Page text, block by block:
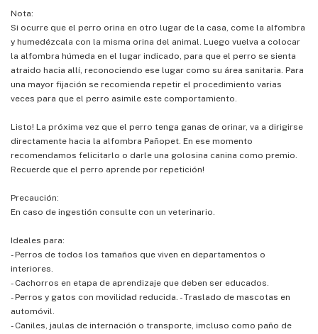
Nota:
Si ocurre que el perro orina en otro lugar de la casa, come la alfombra
y humedézcala con la misma orina del animal. Luego vuelva a colocar
la alfombra húmeda en el lugar indicado, para que el perro se sienta
atraido hacia allí, reconociendo ese lugar como su área sanitaria. Para
una mayor fijación se recomienda repetir el procedimiento varias
veces para que el perro asimile este comportamiento.
Listo! La próxima vez que el perro tenga ganas de orinar, va a dirigirse
directamente hacia la alfombra Pañopet. En ese momento
recomendamos felicitarlo o darle una golosina canina como premio.
Recuerde que el perro aprende por repetición!
Precaución:
En caso de ingestión consulte con un veterinario.
Ideales para:
- Perros de todos los tamaños que viven en departamentos o
interiores.
- Cachorros en etapa de aprendizaje que deben ser educados.
- Perros y gatos con movilidad reducida. - Traslado de mascotas en
automóvil.
- Caniles, jaulas de internación o transporte, imcluso como paño de